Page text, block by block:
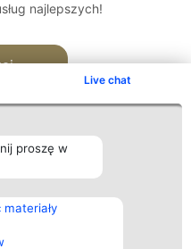
Live chat
proszę w
najlepszych!
Kontakt
Kontakt